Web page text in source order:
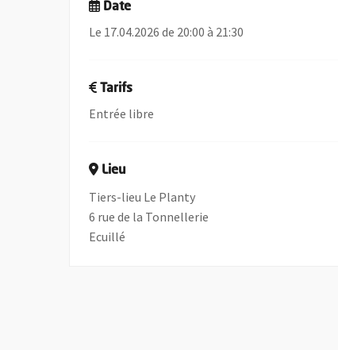
Date
Le 17.04.2026 de 20:00 à 21:30
Tarifs
Entrée libre
Lieu
Tiers-lieu Le Planty
6 rue de la Tonnellerie
Ecuillé